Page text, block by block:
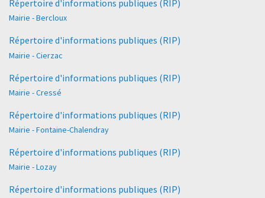
Répertoire d'informations publiques (RIP)
Mairie - Bercloux
Répertoire d'informations publiques (RIP)
Mairie - Cierzac
Répertoire d'informations publiques (RIP)
Mairie - Cressé
Répertoire d'informations publiques (RIP)
Mairie - Fontaine-Chalendray
Répertoire d'informations publiques (RIP)
Mairie - Lozay
Répertoire d'informations publiques (RIP)